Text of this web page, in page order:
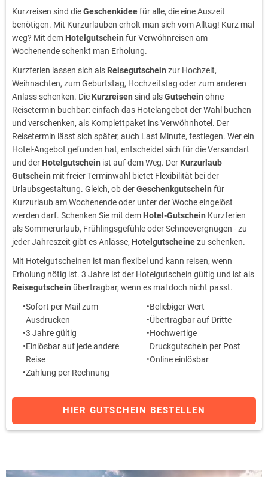
Kurzreisen sind dieGeschenkideefür alle, die eine Auszeit
benötigen. Mit Kurzurlauben erholt man sich vom Alltag! Kurz mal
weg? Mit dem Hotelgutschein für Verwöhnreisen am
Wochenende schenkt man Erholung.
Kurzferien lassen sich als Reisegutschein zur Hochzeit,
Weihnachten, zum Geburtstag, Hochzeitstag oder zum anderen
Anlass schenken. Die Kurzreisen sind alsGutschein ohne
Reisetermin buchbar: einfach das Hotelangebot der Wahl buchen
und verschenken, als Komplettpaket ins Verwöhnhotel. Der
Reisetermin lässt sich später, auch Last Minute, festlegen. Wer ein
Hotel-Angebot gefunden hat, entscheidet sich für die Versandart
und der Hotelgutschein ist auf dem Weg. Der Kurzurlaub
Gutschein mit freier Terminwahl bietet Flexibilität bei der
Urlaubsgestaltung. Gleich, ob derGeschenkgutschein für
Kurzurlaub am Wochenende oder unter der Woche eingelöst
werden darf. Schenken Sie mit dem Hotel-Gutschein Kurzferien
als Sommerurlaub, Frühlingsgefühle oder Schneevergnügen - zu
jeder Jahreszeit gibt es Anlässe, Hotelgutscheinezu schenken.
Mit Hotelgutscheinen ist man flexibel und kann reisen, wenn
Erholung nötig ist. 3 Jahre ist der Hotelgutschein gültig und ist als
Reisegutschein übertragbar, wenn es mal doch nicht passt.
Sofort per Mail zum
Ausdrucken
3 Jahre gültig
Einlösbar auf jede andere
Reise
Zahlung per Rechnung
Beliebiger Wert
Übertragbar auf Dritte
Hochwertige
Druckgutschein per Post
Online einlösbar
HIER GUTSCHEIN BESTELLEN